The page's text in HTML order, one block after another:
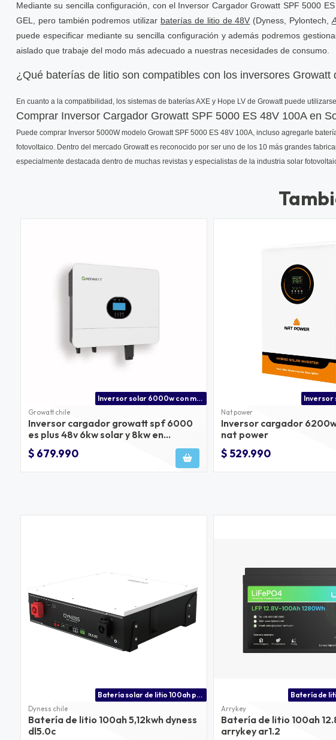
Mediante su sencilla configuración, con el Inversor Cargador Growatt SPF 5000
GEL, pero también podremos utilizar baterías de litio de 48V (Dyness, Pylontech,
puede especificar mediante su sencilla configuración y además podremos
aislado que trabaje del modo más adecuado a nuestras necesidades de consumo.
¿Qué baterías de litio son compatibles con los inversores Growatt
En cuanto a la compatibilidad, los sistemas de baterías AXE y Hope LV de Growatt puede
Comprar Inversor Cargador Growatt SPF 5000 ES 48V 100A en
Puede comprar Inversor 5000W modelo Growatt SPF 5000 ES 48V 100A, incluso agregarle
fotovoltaico. Dentro del mercado Growatt es reconocido por ser uno de los 10 más grandes
especialmente destacada dentro de muchas revistas y especialistas de la industria solar
Inversor solar 6000w con mppt de 8000w | distribuidor oficial growatt en chile
Growatt chile
Inversor cargador growatt spf 6000
es plus 48v 6kw solar y 8kw en
paneles
$ 679.990
Inversor
Nat power
Inversor cargador
nat power
$ 529.990
Batería solar de litio 100ah para inversores victron energy, growatt, voltronic, solis y +
Dyness chile
Batería de litio 100ah 5,12kwh dyness
dl5.0c
Arrykey
Batería de litio 100ah
arrykey ar1.2